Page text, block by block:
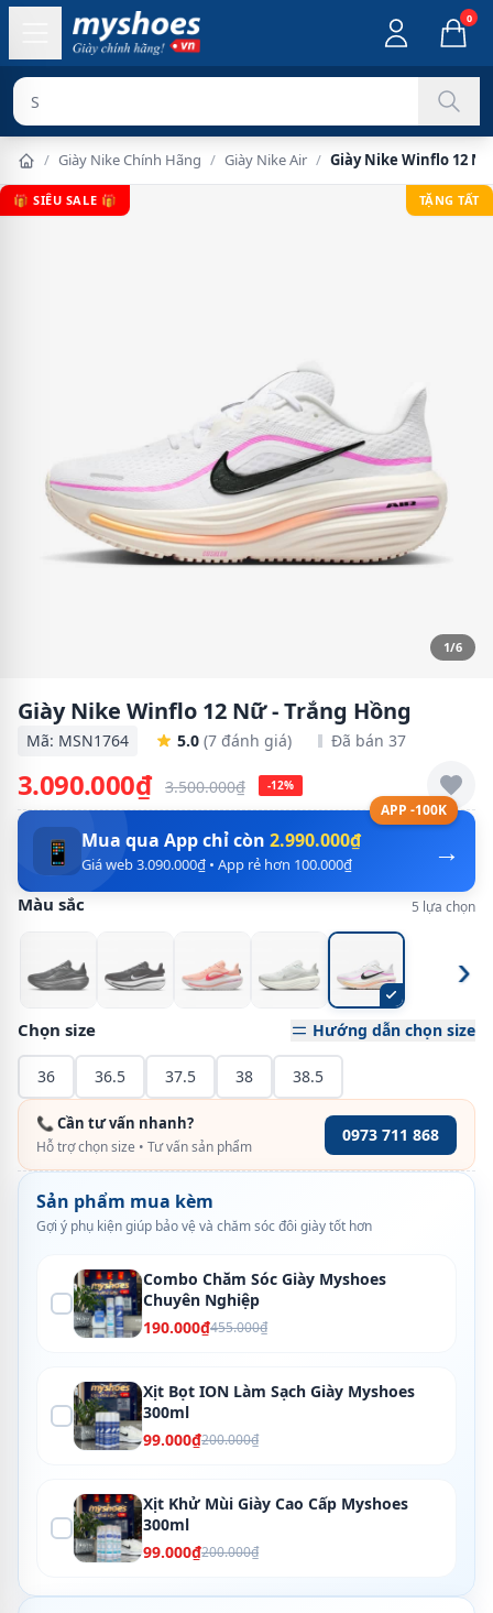
0
Sản phẩm chí
/ Giày Nike Chính Hãng / Giày Nike Air / Giày Nike Winflo 12
🎁 SIÊU SALE 🎁 TẶNG TẤT
1/6
Giày Nike Winflo 12 Nữ - Trắng Hồng
Mã: MSN1764 5.0 (7 đánh giá) Đã bán 37
3.090.000₫ 3.500.000₫ -12%
APP -100K
→
📱 Mua qua App chỉ còn 2.990.000₫
Giá web 3.090.000₫ • App rẻ hơn 100.000₫
Màu sắc 5 lựa chọn
›
Chọn size Hướng dẫn chọn size
36 36.5 37.5 38 38.5
📞 Cần tư vấn nhanh?
Hỗ trợ chọn size • Tư vấn sản phẩm
0973 711 868
Sản phẩm mua kèm
Gợi ý phụ kiện giúp bảo vệ và chăm sóc đôi giày tốt hơn
Combo Chăm Sóc Giày Myshoes
Chuyên Nghiệp
190.000₫455.000₫
Xịt Bọt ION Làm Sạch Giày Myshoes
300ml
99.000₫200.000₫
Xịt Khử Mùi Giày Cao Cấp Myshoes
300ml
99.000₫200.000₫